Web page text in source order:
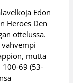
Edon
Heroes Den
ottelussa.
mutta
100-69 (53-